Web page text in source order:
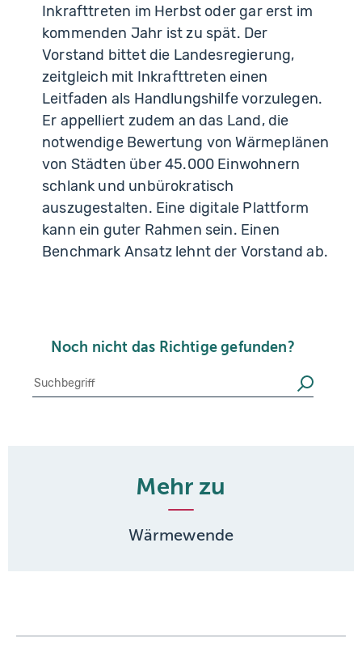
Inkrafttreten im Herbst oder gar erst im
kommenden Jahr ist zu spät. Der
Vorstand bittet die Landesregierung,
zeitgleich mit Inkrafttreten einen
Leitfaden als Handlungshilfe vorzulegen.
Er appelliert zudem an das Land, die
notwendige Bewertung von Wärmeplänen
von Städten über 45.000 Einwohnern
schlank und unbürokratisch
auszugestalten. Eine digitale Plattform
kann ein guter Rahmen sein. Einen
Benchmark Ansatz lehnt der Vorstand ab.
Noch nicht das Richtige gefunden?
Suche Suchen
Mehr zu
Wärmewende